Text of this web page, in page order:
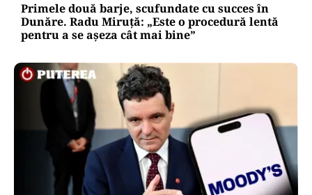
Primele două barje, scufundate cu succes în
Dunăre. Radu Miruță: „Este o procedură lentă
pentru a se așeza cât mai bine”